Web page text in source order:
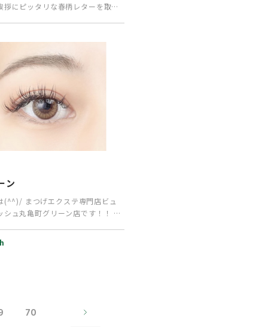
拶にピッタリな春柄レターを取り
ン
(^^)/ まつげエクステ専門店ビュ
シュ丸亀町グリーン店です！！ 本
70